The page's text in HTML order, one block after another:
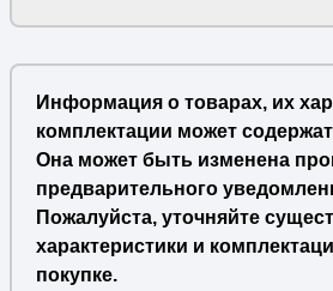
Информация о товарах, их
комплектации может
Она может быть изменена
предварительного
Пожалуйста, уточняйте
характеристики и
покупке.